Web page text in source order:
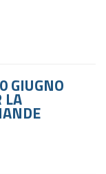
GIUGNO
LA